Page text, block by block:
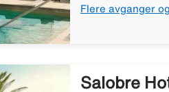
Flere avganger
Salobre